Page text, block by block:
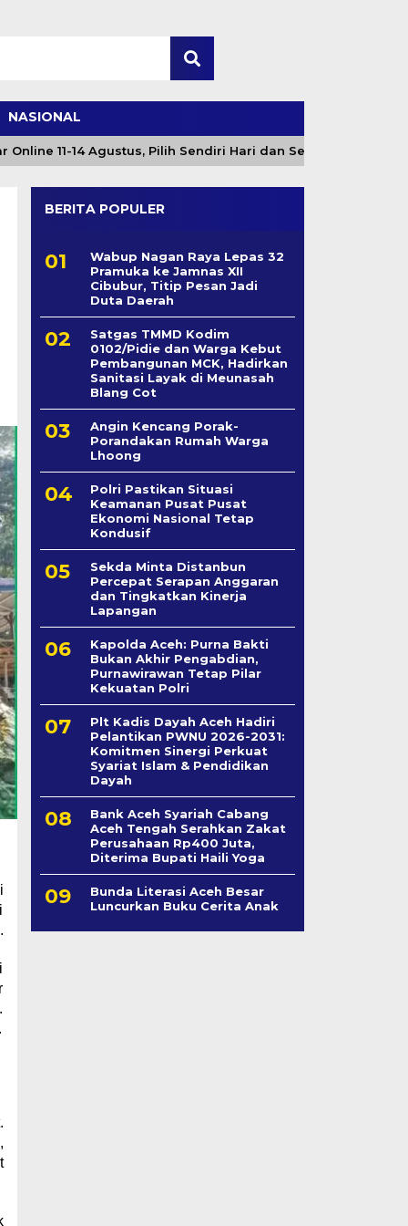
NASIONAL
11-14 Agustus, Pilih Sendiri Hari dan Sesi
BERITA POPULER
Wabup Nagan Raya Lepas 32
Pramuka ke Jamnas XII
Cibubur, Titip Pesan Jadi
Duta Daerah
Satgas TMMD Kodim
0102/Pidie dan Warga Kebut
Pembangunan MCK, Hadirkan
Sanitasi Layak di Meunasah
Blang Cot
Angin Kencang Porak-
Porandakan Rumah Warga
Lhoong
Polri Pastikan Situasi
Keamanan Pusat Pusat
Ekonomi Nasional Tetap
Kondusif
Sekda Minta Distanbun
Percepat Serapan Anggaran
dan Tingkatkan Kinerja
Lapangan
Kapolda Aceh: Purna Bakti
Bukan Akhir Pengabdian,
Purnawirawan Tetap Pilar
Kekuatan Polri
Plt Kadis Dayah Aceh Hadiri
Pelantikan PWNU 2026-2031:
Komitmen Sinergi Perkuat
Syariat Islam & Pendidikan
Dayah
Bank Aceh Syariah Cabang
Aceh Tengah Serahkan Zakat
Perusahaan Rp400 Juta,
Diterima Bupati Haili Yoga
Bunda Literasi Aceh Besar
Luncurkan Buku Cerita Anak